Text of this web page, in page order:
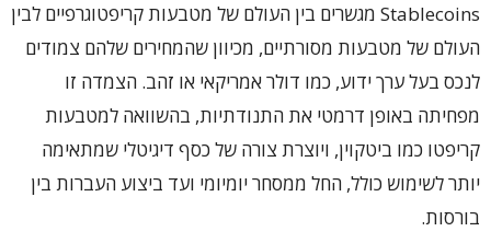
Stablecoins מגשרים בין העולם של מטבעות קריפטוגרפיים לבין
העולם של מטבעות מסורתיים, מכיוון שהמחירים שלהם צמודים
לנכס בעל ערך ידוע, כמו דולר אמריקאי או זהב. הצמדה זו
מפחיתה באופן דרמטי את התנודתיות, בהשוואה למטבעות
קריפטו כמו ביטקוין, ויוצרת צורה של כסף דיגיטלי שמתאימה
יותר לשימוש כולל, החל ממסחר יומיומי ועד ביצוע העברות בין
בורסות.